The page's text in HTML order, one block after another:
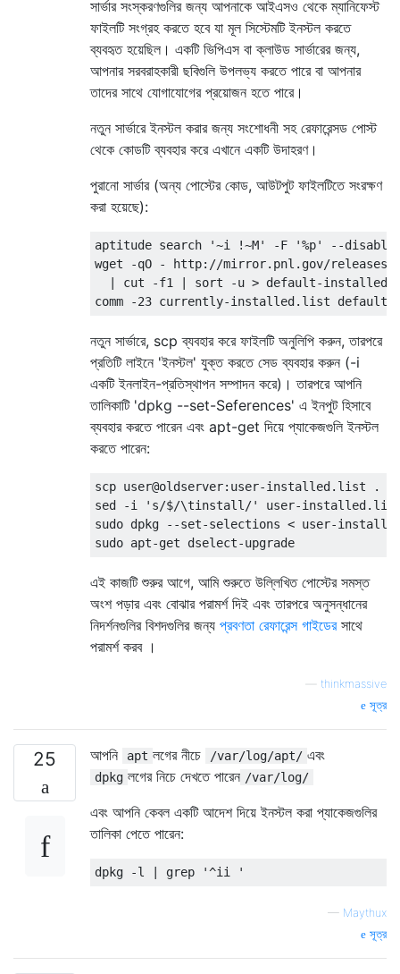
সার্ভার সংস্করণগুলির জন্য আপনাকে আইএসও থেকে ম্যানিফেস্ট
ফাইলটি সংগ্রহ করতে হবে যা মূল সিস্টেমটি ইনস্টল করতে
ব্যবহৃত হয়েছিল। একটি ভিপিএস বা ক্লাউড সার্ভারের জন্য,
আপনার সরবরাহকারী ছবিগুলি উপলভ্য করতে পারে বা আপনার
তাদের সাথে যোগাযোগের প্রয়োজন হতে পারে।
নতুন সার্ভারে ইনস্টল করার জন্য সংশোধনী সহ রেফারেন্সড পোস্ট
থেকে কোডটি ব্যবহার করে এখানে একটি উদাহরণ।
পুরানো সার্ভার (অন্য পোস্টের কোড, আউটপুট ফাইলটিতে সংরক্ষণ
করা হয়েছে):
aptitude search '~i !~M' -F '%p' --
wget -qO - http://mirror.pnl.gov/releases/
| cut -f1 | sort -u > default-
নতুন সার্ভারে, scp ব্যবহার করে ফাইলটি অনুলিপি করুন, তারপরে
প্রতিটি লাইনে 'ইনস্টল' যুক্ত করতে সেড ব্যবহার করুন (-i
একটি ইনলাইন-প্রতিস্থাপন সম্পাদন করে)। তারপরে আপনি
তালিকাটি 'dpkg --set-Seferences' এ ইনপুট হিসাবে
ব্যবহার করতে পারেন এবং apt-get দিয়ে প্যাকেজগুলি ইনস্টল
করতে পারেন:
scp user@oldserver:user-installed.list .
sed -i 's/$/\tinstall/' user-
sudo dpkg --set-selections < user-
এই কাজটি শুরুর আগে, আমি শুরুতে উল্লিখিত পোস্টের সমস্ত
অংশ পড়ার এবং বোঝার পরামর্শ দিই এবং তারপরে অনুসন্ধানের
নিদর্শনগুলির বিশদগুলির জন্য প্রবণতা রেফারেন্স গাইডেরসাথে
পরামর্শ করব ।
thinkmassive
সূত্র
25 আপনি apt লগের নীচে /var/log/apt/ এবং
dpkg লগের নিচে দেখতে পারেন /var/log/
এবং আপনি কেবল একটি আদেশ দিয়ে ইনস্টল করা প্যাকেজগুলির
তালিকা পেতে পারেন:
— Maythux
সূত্র